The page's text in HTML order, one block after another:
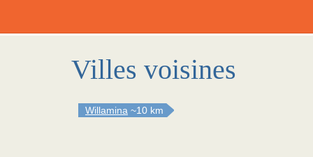
Villes voisines
Willamina ~10 km